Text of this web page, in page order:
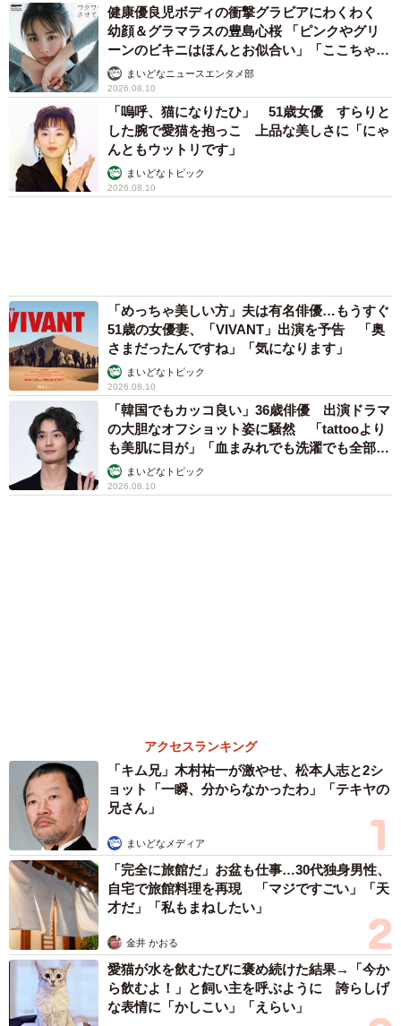
健康優良児ボディの衝撃グラビアにわくわく
幼顔＆グラマラスの豊島心桜 「ピンクやグリ
ーンのビキニはほんとお似合い」「ここちゃん
天使 また可愛くなった」
まいどなニュースエンタメ部
2026.08.10
「嗚呼、猫になりたひ」 51歳女優 すらりと
した腕で愛猫を抱っこ 上品な美しさに「にゃ
んともウットリです」
まいどなトピック
2026.08.10
「めっちゃ美しい方」夫は有名俳優…もうすぐ
51歳の女優妻、「VIVANT」出演を予告 「奥
さまだったんですね」「気になります」
まいどなトピック
2026.08.10
「韓国でもカッコ良い」36歳俳優 出演ドラマ
の大胆なオフショット姿に騒然 「tattooより
も美肌に目が」「血まみれでも洗濯でも全部か
っこいい」
まいどなトピック
2026.08.10
アクセスランキング
「キム兄」木村祐一が激やせ、松本人志と2シ
ョット「一瞬、分からなかったわ」「テキヤの
兄さん」
まいどなメディア
「完全に旅館だ」お盆も仕事…30代独身男性、
自宅で旅館料理を再現 「マジですごい」「天
才だ」「私もまねしたい」
金井 かおる
愛猫が水を飲むたびに褒め続けた結果→「今か
ら飲むよ！」と飼い主を呼ぶように 誇らしげ
な表情に「かしこい」「えらい」